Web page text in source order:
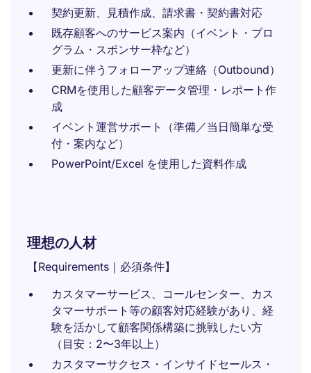
契約更新、見積作成、請求書・契約書対応
既存顧客へのサービス案内（イベント・プロ
グラム・スポンサー枠など）
更新に伴うフォローアップ連絡（Outbound）
CRMを使用した顧客データ管理・レポート作
成
イベント運営サポート（準備／当日簡単な受
付・案内など）
PowerPoint/Excel を使用した資料作成
理想の人材
【Requirements｜必須条件】
カスタマーサービス、コールセンター、カス
タマーサポート等の顧客対応経験があり、経
験を活かして顧客関係構築に挑戦したい方
（目安：2〜3年以上）
カスタマーサクセス・インサイドセールス・